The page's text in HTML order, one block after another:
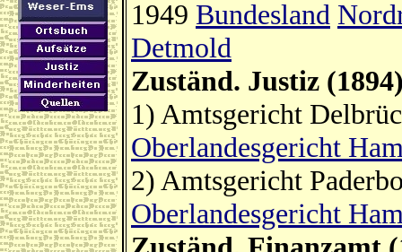
1949 Bundesland
Detmold
Zuständ. Justiz
1) Amtsgericht
Oberlandesgericht
2) Amtsgericht
Oberlandesgericht